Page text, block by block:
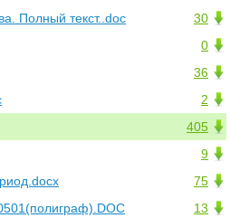
30
Полный текст..doc
0
36
2
405
9
75
13